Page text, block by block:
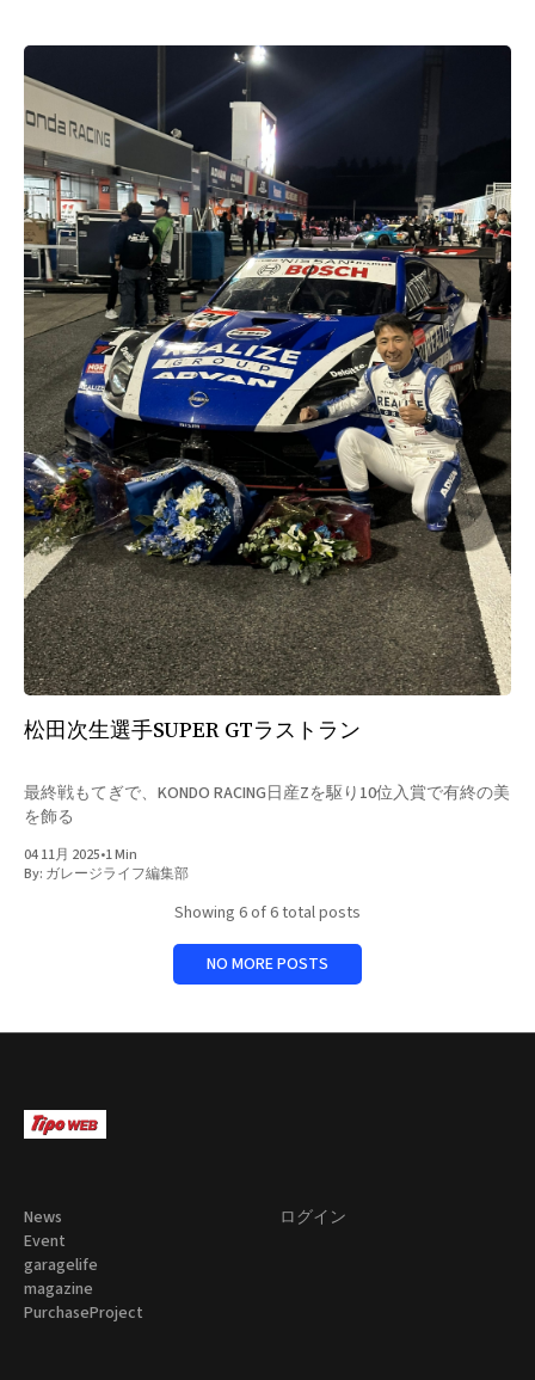
た。1990年代中盤には改造車の車検に関する規制緩和が行われた
こともあり、競技用にとどまらず、一般の日産車ユーザーに向け
たサードパーティのパーツ＆アクセサリー・ブランドとしての知
名度を高めていった。 当初はどちらかと言えば、エアロパーツ
やタイヤ＆ホイールを交換する程度のドレスアップが主流だった
日本の改造車シーンだが、先の規制緩和の影響を受けて、単に車
高を落とすだけではなくハンドリングの向上を目指したサスペン
ション、きっちり制動させるためのブレーキ、パワーアップと扱
いやすさを両立したエンジンチューンな
松田次生選手SUPER GTラストラン
最終戦もてぎで、KONDO RACING日産Zを駆り10位入賞で有終の美
を飾る
04 11月 2025•1 Min
By: ガレージライフ編集部
Showing 6of 6 total posts
NO MORE POSTS
News
Event
garagelife
magazine
PurchaseProject
ログイン